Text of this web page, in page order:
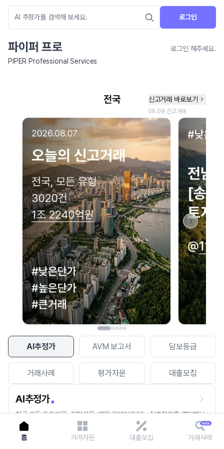
로그인
파이퍼 프로
로그인 해주세요.
PIPER Professional Services
AI추정가 AVM 보고서 담보등급
거래사례 평가자문 대출모집
AI추정가
전국 모든 토지건물, 집합건물, 매월 업데이트되는 AI추정가를 경험해보
세요.
네이버 지도 연결 안내
현재 네이버 지도 연결이 원활하지 않아 지도를 불러올 수 없습니다.
이용에 불편을 드려 죄송합니다.
다시 시도
홈 가격자문 대출모집 거래사례